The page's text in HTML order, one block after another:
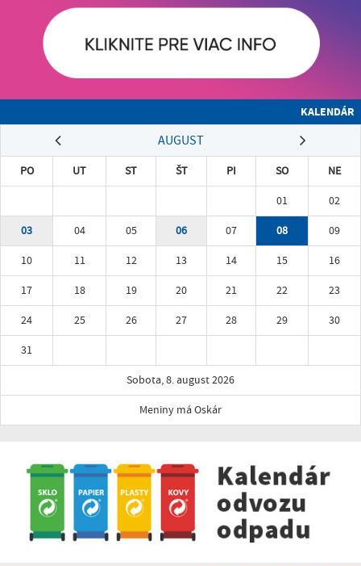
KALENDÁR
AUGUST
PO UT ST ŠT PI SO
NE
01
02
03
04 05 06 07 08
09
10
11 12 13 14 15
16
17
18 19 20 21 22
23
24
25 26 27 28 29
30
31
Sobota, 8. august 2026
Meniny má Oskár